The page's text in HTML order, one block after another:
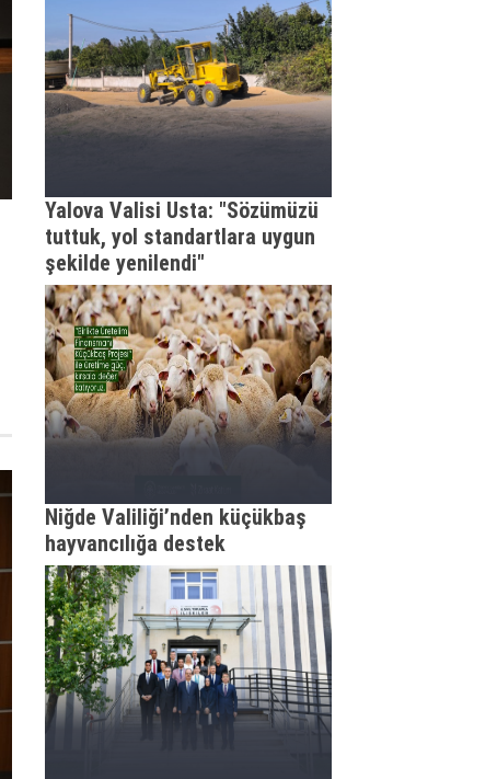
Yalova Valisi Usta: "Sözümüzü
tuttuk, yol standartlara uygun
şekilde yenilendi"
Niğde Valiliği’nden küçükbaş
hayvancılığa destek